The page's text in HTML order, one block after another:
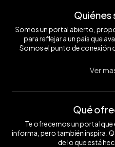
Quiénes
Somos un portal abierto,
para reflejar a un país que
Somos el punto de conexión
Ver
Qué
Te ofrecemos un portal
informa, pero también inspira.
de lo que está